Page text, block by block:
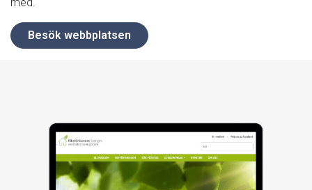
Besök webbplatsen